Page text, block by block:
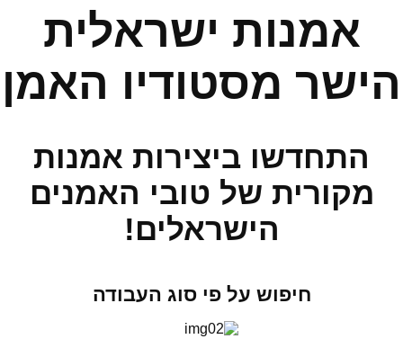
אמנות ישראלית
הישר מסטודיו האמן
התחדשו ביצירות אמנות
מקורית של טובי האמנים
הישראלים!
חיפוש על פי סוג העבודה